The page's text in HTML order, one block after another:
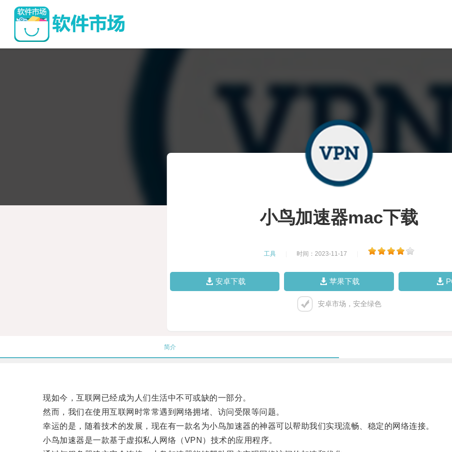
小鸟加速器mac下载
工具 时间：2023-11-17
安卓下载 苹果下载
安卓市场，安全绿色
简介
现如今，互联网已经成为人们生活中不可或缺的一部分。
然而，我们在使用互联网时常常遇到网络拥堵、访问受限等问题。
幸运的是，随着技术的发展，现在有一款名为小鸟加速器的神器可以帮助我们实现流畅、稳定的网络连接。
小鸟加速器是一款基于虚拟私人网络（VPN）技术的应用程序。